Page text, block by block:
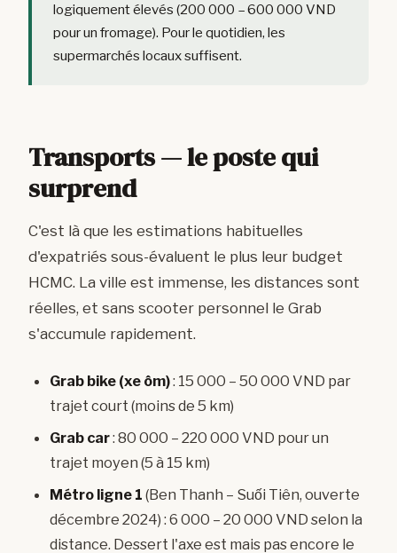
logiquement élevés (200 000 – 600 000 VND
pour un fromage). Pour le quotidien, les
supermarchés locaux suffisent.
Transports — le poste qui
surprend
C'est là que les estimations habituelles
d'expatriés sous-évaluent le plus leur budget
HCMC. La ville est immense, les distances sont
réelles, et sans scooter personnel le Grab
s'accumule rapidement.
Grab bike (xe ôm): 15 000 – 50 000 VND par
trajet court (moins de 5 km)
Grab car: 80 000 – 220 000 VND pour un
trajet moyen (5 à 15 km)
Métro ligne 1 (Ben Thanh – Suối Tiên, ouverte
décembre 2024) : 6 000 – 20 000 VND selon la
distance. Dessert l'axe est mais pas encore le